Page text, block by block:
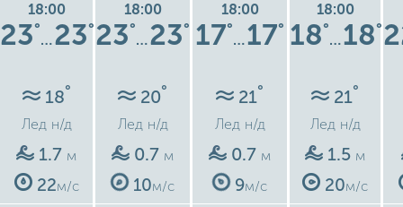
18:00
23°
…23°
18°
Лед н/д
1.7 м
22м/с
18:00
23°
…23°
20°
Лед н/д
0.7 м
10м/с
18:00
17°
…17°
21°
Лед н/д
0.7 м
9м/с
18:00
18°
…18°
21°
Лед н/д
1.5 м
20м/с